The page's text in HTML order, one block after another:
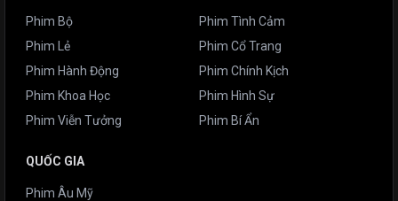
Phim Bộ
Phim Lẻ
Phim Hành Động
Phim Khoa Học
Phim Viễn Tưởng
Phim Tình Cảm
Phim Cổ Trang
Phim Chính Kịch
Phim Hình Sự
Phim Bí Ẩn
QUỐC GIA
Phim Âu Mỹ